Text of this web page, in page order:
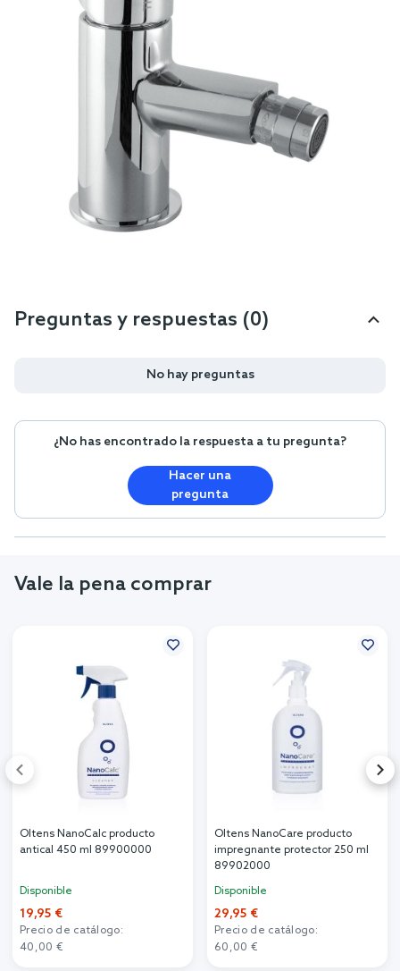
Preguntas y respuestas (0)
No hay preguntas
¿No has encontrado la respuesta a tu pregunta?
Hacer una
pregunta
Vale la pena comprar
Oltens NanoCalc producto
antical 450 ml 89900000
Disponible
19,95 €
Precio de catálogo:
40,00 €
Oltens NanoCare producto
impregnante protector 250 ml
89902000
Disponible
29,95 €
Precio de catálogo:
60,00 €